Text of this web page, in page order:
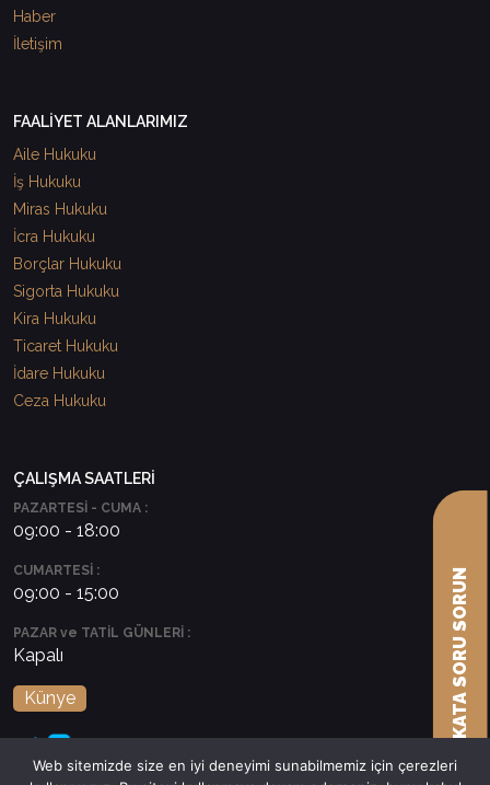
Haber
İletişim
FAALİYET ALANLARIMIZ
Aile Hukuku
İş Hukuku
Miras Hukuku
İcra Hukuku
Borçlar Hukuku
Sigorta Hukuku
Kira Hukuku
Ticaret Hukuku
İdare Hukuku
Ceza Hukuku
ÇALIŞMA SAATLERİ
PAZARTESİ - CUMA :
09:00 - 18:00
CUMARTESİ :
09:00 - 15:00
PAZAR ve TATİL GÜNLERİ :
Kapalı
Künye
Web sitemizde size en iyi deneyimi sunabilmemiz için çerezleriAVUKATA SORU SORUN